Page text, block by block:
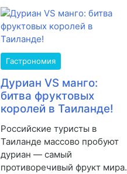
Гастрономия
Дуриан VS манго:
битва фруктовых
королей в Таиланде!
Российские туристы в
Таиланде массово пробуют
дуриан — самый
противоречивый фрукт мира.